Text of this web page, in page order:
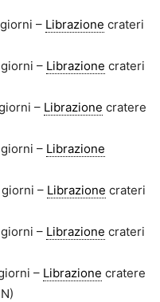
– Librazione crateri
– Librazione crateri
– Librazione cratere
– Librazione
– Librazione crateri
– Librazione crateri
– Librazione cratere